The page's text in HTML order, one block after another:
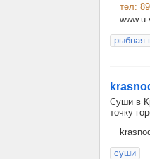
тел:
рыбная
Суши в
точку
суши